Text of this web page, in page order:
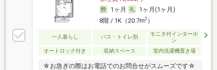
1ヶ月
1ヶ月(1ヶ月)
8階 / 1K（20.7m2）
一人暮らし バス・トイレ別
モニタ付インターホ
ン
オートロック付き
収納スペース 室内洗濯機置き場
☆お急ぎの際はお電話でのお問合せがスムーズです☆